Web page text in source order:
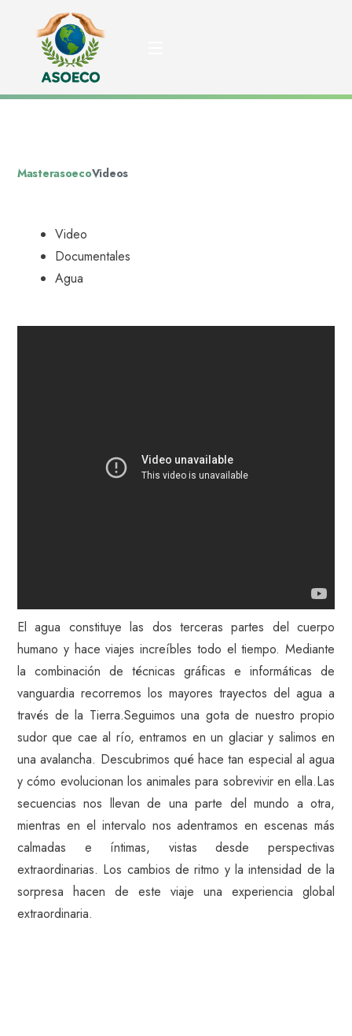
El recorrido del agua
Blog Videos
MasterasoecoVideos
Video
Documentales
Agua
El agua constituye las dos terceras partes del cuerpo
humano y hace viajes increíbles todo el tiempo. Mediante
la combinación de técnicas gráficas e informáticas de
vanguardia recorremos los mayores trayectos del agua a
través de la Tierra.Seguimos una gota de nuestro propio
sudor que cae al río, entramos en un glaciar y salimos en
una avalancha. Descubrimos qué hace tan especial al agua
y cómo evolucionan los animales para sobrevivir en ella.Las
secuencias nos llevan de una parte del mundo a otra,
mientras en el intervalo nos adentramos en escenas más
calmadas e íntimas, vistas desde perspectivas
extraordinarias. Los cambios de ritmo y la intensidad de la
sorpresa hacen de este viaje una experiencia global
extraordinaria.